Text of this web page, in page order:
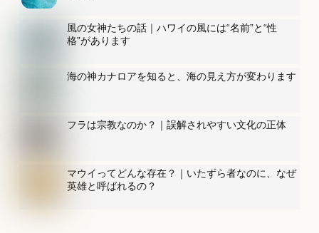
風の女神たちの話｜ハワイの風には“名前”と“性
格”があります
海の神カナロアを知ると、海の見え方が変わります
フラは宗教なのか？｜誤解されやすい文化の正体
マウイってどんな存在？｜いたずら者なのに、なぜ
英雄と呼ばれるの？